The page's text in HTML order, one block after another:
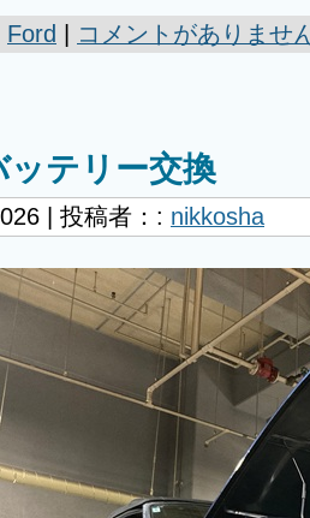
Ford コメントがありませ
テリー交換
| 投稿者：: nikkosha